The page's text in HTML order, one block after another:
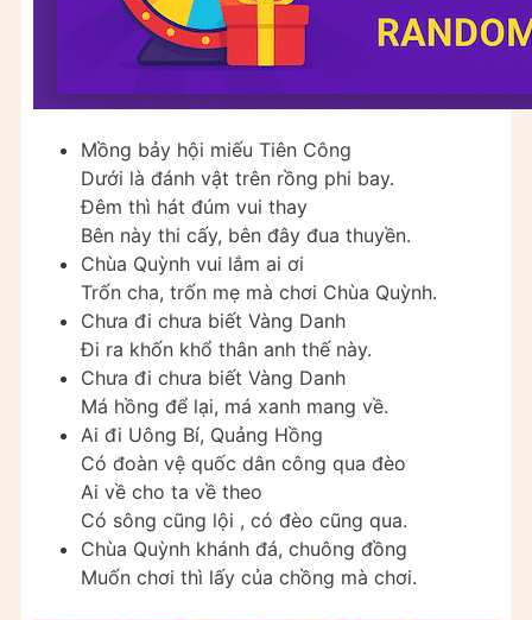
Mồng bảy hội miếu Tiên Công
Dưới là đánh vật trên rồng phi bay.
Đêm thì hát đúm vui thay
Bên này thi cấy, bên đây đua thuyền.
Chùa Quỳnh vui lắm ai ơi
Trốn cha, trốn mẹ mà chơi Chùa Quỳnh.
Chưa đi chưa biết Vàng Danh
Đi ra khốn khổ thân anh thế này.
Chưa đi chưa biết Vàng Danh
Má hồng để lại, má xanh mang về.
Ai đi Uông Bí, Quảng Hồng
Có đoàn vệ quốc dân công qua đèo
Ai về cho ta về theo
Có sông cũng lội , có đèo cũng qua.
Chùa Quỳnh khánh đá, chuông đồng
Muốn chơi thì lấy của chồng mà chơi.